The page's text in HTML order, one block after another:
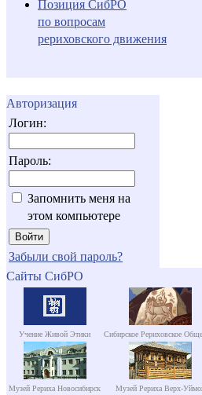
Позиция СибРО
по вопросам
рериховского движения
Авторизация
Логин:
Пароль:
Запомнить меня на
этом компьютере
Забыли свой пароль?
Сайты СибРО
Учение Живой Этики Сибирское Рериховское
Музей Рериха Новосибирск Музей Рериха Верх-